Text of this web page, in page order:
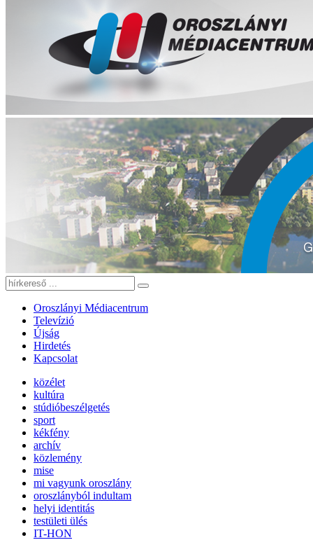
Oroszlányi Médiacentrum
Televízió
Újság
Hirdetés
Kapcsolat
közélet
kultúra
stúdióbeszélgetés
sport
kékfény
archív
közlemény
mise
mi vagyunk oroszlány
oroszlányból indultam
helyi identitás
testületi ülés
IT-HON